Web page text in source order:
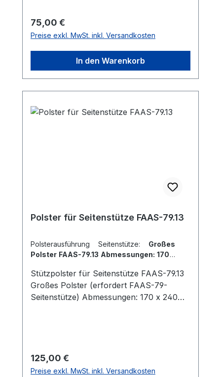
Regulärer Preis:
75,00 €
Preise exkl. MwSt. inkl. Versandkosten
In den Warenkorb
Polster für Seitenstütze FAAS-79.13
Polsterausführung Seitenstütze: Großes
Polster FAAS-79.13 Abmessungen: 170 x
Stützpolster für Seitenstütze FAAS-79.13
Großes Polster (erfordert FAAS-79-
Seitenstütze) Abmessungen: 170 x 240
Regulärer Preis:
125,00 €
Preise exkl. MwSt. inkl. Versandkosten